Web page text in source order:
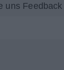
uns